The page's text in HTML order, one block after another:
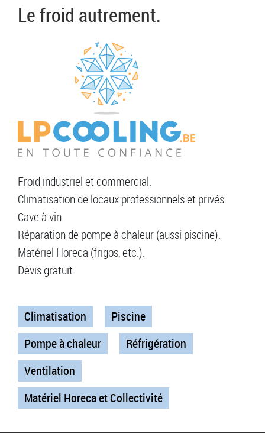
Le froid autrement.
Froid industriel et commercial.
Climatisation de locaux professionnels et privés.
Cave à vin.
Réparation de pompe à chaleur (aussi piscine).
Matériel Horeca (frigos, etc.).
Devis gratuit.
Climatisation
Piscine
Pompe à chaleur
Réfrigération
Ventilation
Matériel Horeca et Collectivité